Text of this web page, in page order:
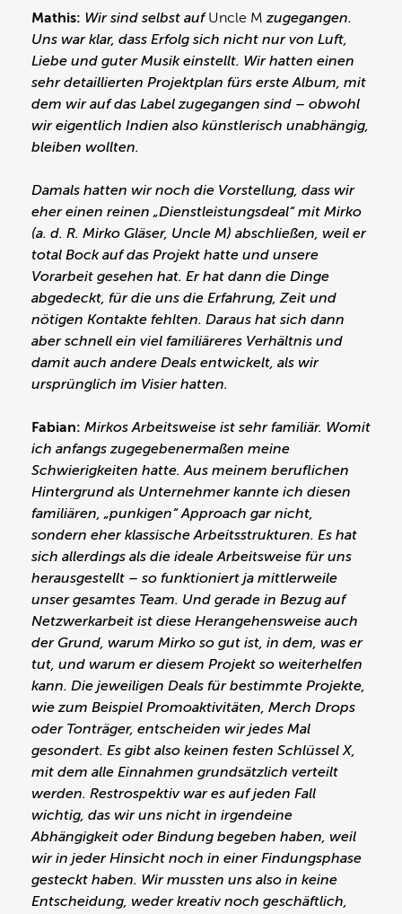
Mathis: Wir sind selbst aufUncle M zugegangen.
Uns war klar, dass Erfolg sich nicht nur von Luft,
Liebe und guter Musik einstellt. Wir hatten einen
sehr detaillierten Projektplan fürs erste Album, mit
dem wir auf das Label zugegangen sind – obwohl
wir eigentlich Indien also künstlerisch unabhängig,
bleiben wollten.
Damals hatten wir noch die Vorstellung, dass wir
eher einen reinen „Dienstleistungsdeal“ mit Mirko
(a. d. R. Mirko Gläser, Uncle M) abschließen, weil er
total Bock auf das Projekt hatte und unsere
Vorarbeit gesehen hat. Er hat dann die Dinge
abgedeckt, für die uns die Erfahrung, Zeit und
nötigen Kontakte fehlten. Daraus hat sich dann
aber schnell ein viel familiäreres Verhältnis und
damit auch andere Deals entwickelt, als wir
ursprünglich im Visier hatten.
Fabian: Mirkos Arbeitsweise ist sehr familiär. Womit
ich anfangs zugegebenermaßen meine
Schwierigkeiten hatte. Aus meinem beruflichen
Hintergrund als Unternehmer kannte ich diesen
familiären, „punkigen“ Approach gar nicht,
sondern eher klassische Arbeitsstrukturen. Es hat
sich allerdings als die ideale Arbeitsweise für uns
herausgestellt – so funktioniert ja mittlerweile
unser gesamtes Team. Und gerade in Bezug auf
Netzwerkarbeit ist diese Herangehensweise auch
der Grund, warum Mirko so gut ist, in dem, was er
tut, und warum er diesem Projekt so weiterhelfen
kann. Die jeweiligen Deals für bestimmte Projekte,
wie zum Beispiel Promoaktivitäten, Merch Drops
oder Tonträger, entscheiden wir jedes Mal
gesondert. Es gibt also keinen festen Schlüssel X,
mit dem alle Einnahmen grundsätzlich verteilt
werden. Restrospektiv war es auf jeden Fall
wichtig, das wir uns nicht in irgendeine
Abhängigkeit oder Bindung begeben haben, weil
wir in jeder Hinsicht noch in einer Findungsphase
gesteckt haben. Wir mussten uns also in keine
Entscheidung, weder kreativ noch geschäftlich,